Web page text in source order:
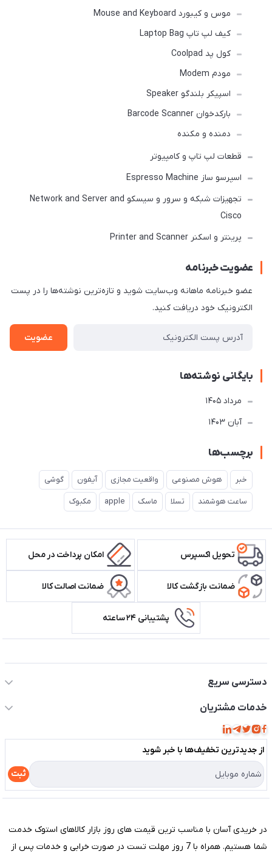
موس و کیبورد Mouse and Keyboard
کیف لپ تاپ Laptop Bag
کول پد Coolpad
مودم Modem
اسپیکر بلندگو Speaker
بارکدخوان Barcode Scanner
دمنده و مکنده
قطعات لپ تاپ و کامپیوتر
اسپرسو ساز Espresso Machine
تجهیزات شبکه و سرور و سیسکو Network and Server and
Cisco
پرینتر و اسکنر Printer and Scanner
عضویت خبرنامه
عضو خبرنامه ماهانه وب‌سایت شوید و تازه‌ترین نوشته‌ها را در پست
الکترونیک خود دریافت کنید.
عضویت
بایگانی نوشته‌ها
مرداد 1405
آبان 1403
برچسب‌ها
خبر هوش مصنوعی واقعیت مجازی آیفون گوشی
ساعت هوشمند تسلا ماسک apple مکبوک
تحویل اکسپرس امکان پرداخت در محل
ضمانت بازگشت کالا ضمانت اصالت کالا
پشتیبانی ۲۴ ساعته
دسترسی سریع
حساب کاربری
مجله فروشگاه
لیست محصولات
درباره ما
تماس با ما
خدمات مشتریان
قوانین و مقررات
حریم خصوصی
راهنما
از جدید‌ترین تخفیف‌ها با‌ خبر شوید
ثبت
در خریدی آسان با مناسب ترین قیمت های روز بازار کالاهای استوک خدمت
شما هستیم. همراه با 7 روز مهلت تست در صورت خرابی و خدمات پس از